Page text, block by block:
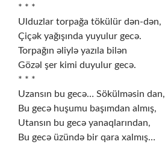
* * *
Ulduzlar torpağa tökülür dən-dən,
Çiçək yağışında yuyulur gecə.
Torpağın əliylə yazıla bilən
Gözəl şer kimi duyulur gecə.
* * *
Uzansın bu gecə… Sökülməsin dan,
Bu gecə huşumu başımdan almış,
Utansın bu gecə yanaqlarından,
Bu gecə üzündə bir qara xalmış…